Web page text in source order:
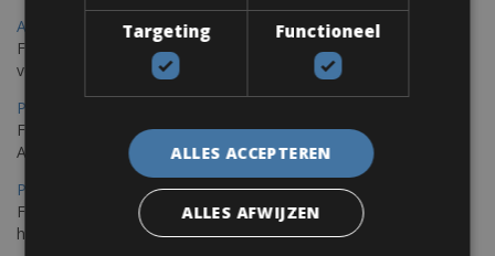
Ajaccio Fietsverhuur
Fietsen in Ajaccio, gelegen op het eiland Corsica, biedt een
verscheidenheid aan routes
Porec Fietsverhuur
Fiets over sfeervolle routes die zich uitstrekken langs de
Adriatische kust en het weelderige Istrische platteland.
Pula Fietsverhuur
Fietsen langs de Istrische kust is de ideale fietstocht voor wie
houdt van de Mediterrane zon.
Targeting Functioneel
ALLES ACCEPTEREN
ALLES AFWIJZEN